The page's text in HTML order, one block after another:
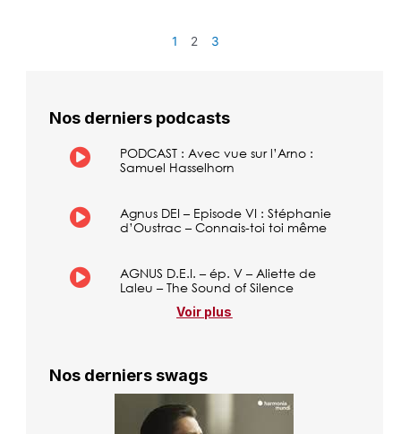
1 2 3
Nos derniers podcasts
PODCAST : Avec vue sur l’Arno :
Samuel Hasselhorn
Agnus DEI – Episode VI : Stéphanie
d’Oustrac – Connais-toi toi même
AGNUS D.E.I. – ép. V – Aliette de
Laleu – The Sound of Silence
Voir plus
Nos derniers swags